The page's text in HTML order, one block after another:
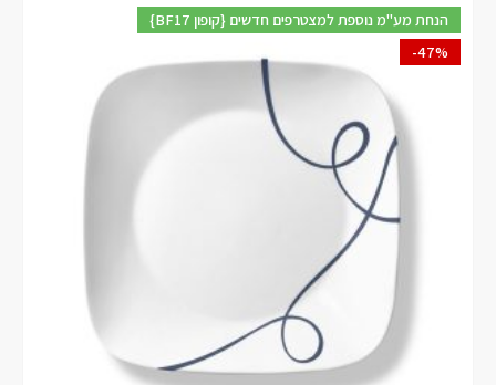
{BF17 קופון} הנחת מע"מ נוספת למצטרפים חדשים
-47%